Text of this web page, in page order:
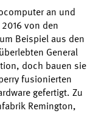
an und
von den
Beispiel aus den
General
doch bauen sie
fusionierten
gefertigt. Zu
Remington,